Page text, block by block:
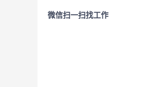
微信扫一扫找工作